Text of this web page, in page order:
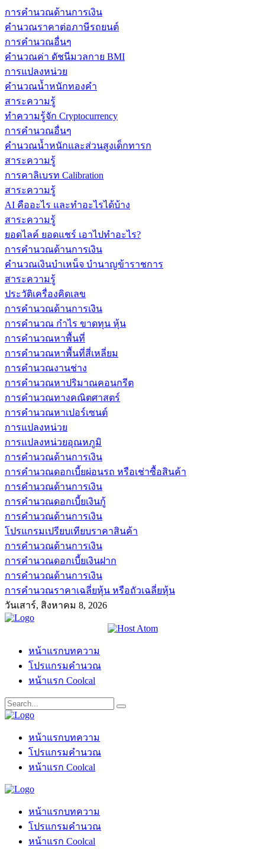
การคำนวณด้านการเงิน
คำนวณราคาต่อภาษีรถยนต์
การคำนวณอื่นๆ
คำนวณค่า ดัชนีมวลกาย BMI
การแปลงหน่วย
คำนวณน้ำหนักทองคำ
สาระความรู้
ทำความรู้จัก Cryptocurrency
การคำนวณอื่นๆ
คำนวณน้ำหนักและส่วนสูงเด็กทารก
สาระความรู้
การคาลิเบรท Calibration
สาระความรู้
AI คืออะไร และทำอะไรได้บ้าง
สาระความรู้
ยอดไลค์ ยอดแชร์ เอาไปทำอะไร?
การคำนวณด้านการเงิน
คำนวณเงินบำเหน็จ บำนาญข้าราชการ
สาระความรู้
ประวัติเครื่องคิดเลข
การคำนวณด้านการเงิน
การคำนวณ กำไร ขาดทุน หุ้น
การคำนวณหาพื้นที่
การคำนวณหาพื้นที่สี่เหลี่ยม
การคำนวณงานช่าง
การคำนวณหาปริมาณคอนกรีต
การคำนวณทางคณิตศาสตร์
การคำนวณหาเปอร์เซนต์
การแปลงหน่วย
การแปลงหน่วยอุณหภูมิ
การคำนวณด้านการเงิน
การคำนวณดอกเบี้ยผ่อนรถ หรือเช่าซื้อสินค้า
การคำนวณด้านการเงิน
การคำนวณดอกเบี้ยเงินกู้
การคำนวณด้านการเงิน
โปรแกรมเปรียบเทียบราคาสินค้า
การคำนวณด้านการเงิน
การคำนวณดอกเบี้ยเงินฝาก
การคำนวณด้านการเงิน
การคำนวณราคาเฉลี่ยหุ้น หรือถัวเฉลี่ยหุ้น
วันเสาร์, สิงหาคม 8, 2026
หน้าแรกบทความ
โปรแกรมคำนวณ
หน้าแรก Coolcal
หน้าแรกบทความ
โปรแกรมคำนวณ
หน้าแรก Coolcal
หน้าแรกบทความ
โปรแกรมคำนวณ
หน้าแรก Coolcal